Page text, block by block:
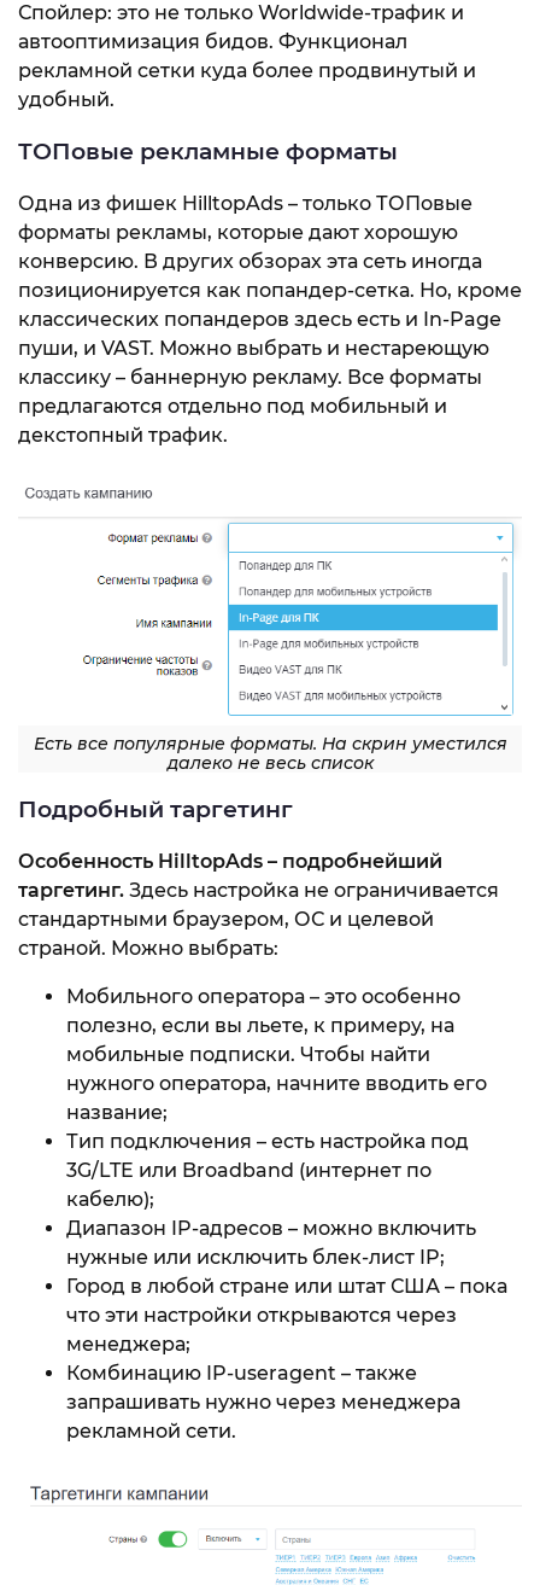
Спойлер: это не только Worldwide-трафик и
автооптимизация бидов. Функционал
рекламной сетки куда более продвинутый и
удобный.
ТОПовые рекламные форматы
Одна из фишек HilltopAds – только ТОПовые
форматы рекламы, которые дают хорошую
конверсию. В других обзорах эта сеть иногда
позиционируется как попандер-сетка. Но, кроме
классических попандеров здесь есть и In-Page
пуши, и VAST. Можно выбрать и нестареющую
классику – баннерную рекламу. Все форматы
предлагаются отдельно под мобильный и
декстопный трафик.
Есть все популярные форматы. На скрин уместился
далеко не весь список
Подробный таргетинг
Особенность HilltopAds – подробнейший
таргетинг. Здесь настройка не ограничивается
стандартными браузером, ОС и целевой
страной. Можно выбрать:
Мобильного оператора – это особенно
полезно, если вы льете, к примеру, на
мобильные подписки. Чтобы найти
нужного оператора, начните вводить его
название;
Тип подключения – есть настройка под
3G/LTE или Broadband (интернет по
кабелю);
Диапазон IP-адресов – можно включить
нужные или исключить блек-лист IP;
Город в любой стране или штат США – пока
что эти настройки открываются через
менеджера;
Комбинацию IP-useragent – также
запрашивать нужно через менеджера
рекламной сети.